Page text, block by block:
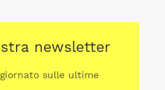
newsletter
sulle ultime